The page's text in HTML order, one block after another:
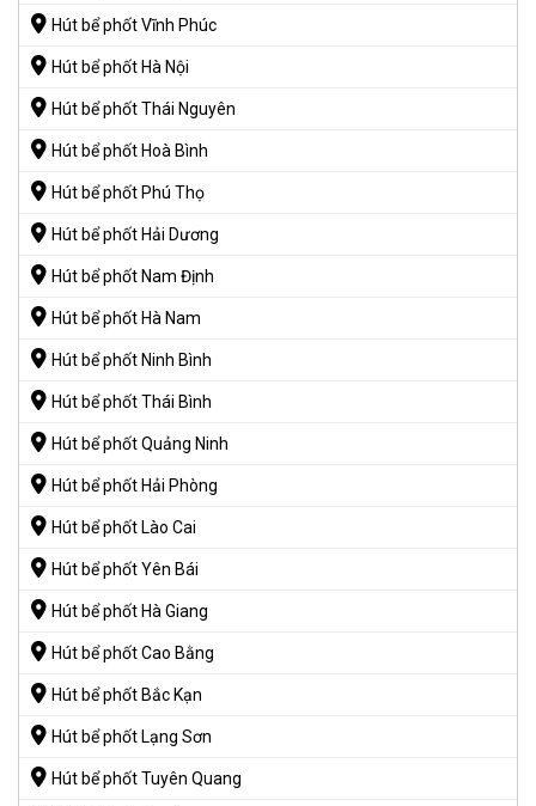
Hút bể phốt Vĩnh Phúc
Hút bể phốt Hà Nội
Hút bể phốt Thái Nguyên
Hút bể phốt Hoà Bình
Hút bể phốt Phú Thọ
Hút bể phốt Hải Dương
Hút bể phốt Nam Định
Hút bể phốt Hà Nam
Hút bể phốt Ninh Bình
Hút bể phốt Thái Bình
Hút bể phốt Quảng Ninh
Hút bể phốt Hải Phòng
Hút bể phốt Lào Cai
Hút bể phốt Yên Bái
Hút bể phốt Hà Giang
Hút bể phốt Cao Bằng
Hút bể phốt Bắc Kạn
Hút bể phốt Lạng Sơn
Hút bể phốt Tuyên Quang